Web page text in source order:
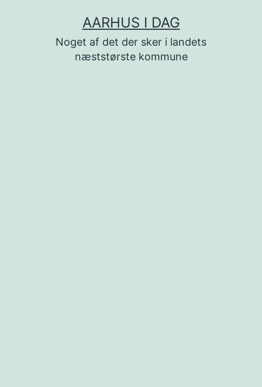
AARHUS I DAG
Noget af det der sker i landets
næststørste kommune